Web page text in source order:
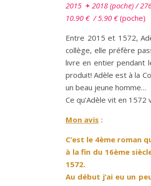
2015 + 2018 (poche) /
10.90 € / 5.90 €(poche)
Entre 2015 et 1572,
collège, elle préfère
livre en entier pendant
produit! Adèle est à la
un beau jeune homme…
Ce qu’Adèle vit en
Mon avis :
C’est le 4ème roman
à la fin du 16ème
1572.
Au début j’ai eu un